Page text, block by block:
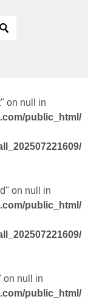
on null in
public_html/
on null in
public_html/
on null in
public_html/